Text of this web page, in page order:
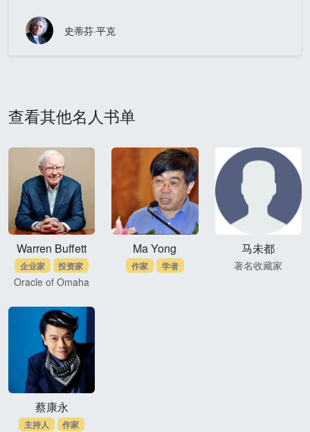
史蒂芬·平克
查看其他名人书单
Warren Buffett
企业家 投资家
Oracle of Omaha
Ma Yong
作家 学者
马未都
著名收藏家
蔡康永
主持人 作家